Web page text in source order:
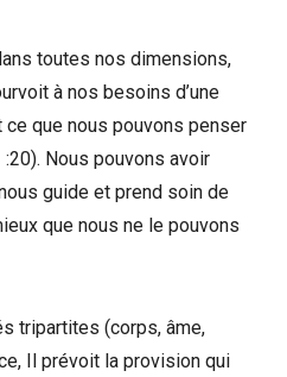
toutes nos dimensions,
à nos besoins d’une
que nous pouvons penser
Nous pouvons avoir
guide et prend soin de
que nous ne le pouvons
tripartites (corps, âme,
Il prévoit la provision qui